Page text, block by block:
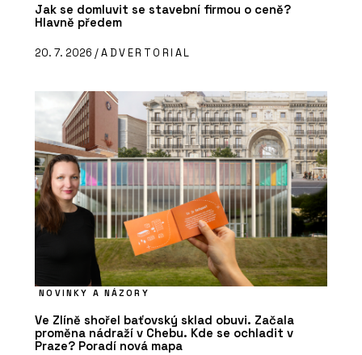
Jak se domluvit se stavební firmou o ceně?
Hlavně předem
20. 7. 2026 /ADVERTORIAL
NOVINKY A NÁZORY
Ve Zlíně shořel baťovský sklad obuvi. Začala
proměna nádraží v Chebu. Kde se ochladit v
Praze? Poradí nová mapa